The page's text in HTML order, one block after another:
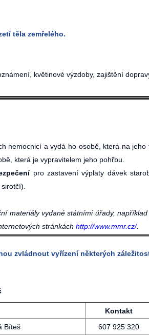
těla zemřelého.
květinové výzdoby, zajištění
nemocnicí a vydá ho osobě, která na
která je vypravitelem jeho pohřbu.
pro zastavení výplaty dávek
materiály vydané státními úřady,
stránkách http://www.mmr.cz/.
zvládnout vyřízení některých
Kontakt
Bíteš
607 925 320